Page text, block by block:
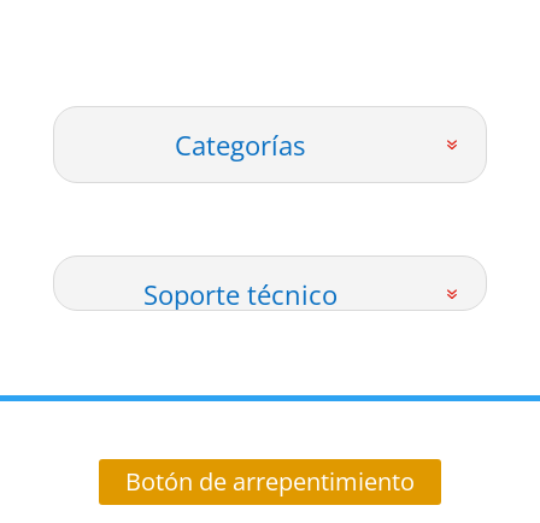
Categorías
Soporte técnico
Botón de arrepentimiento